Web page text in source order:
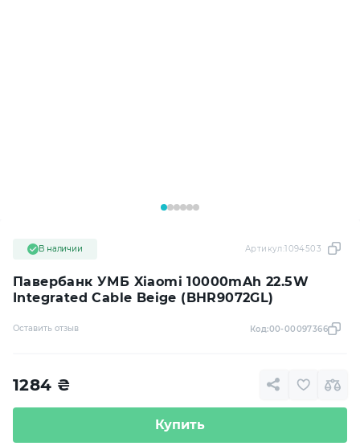
Павербанк УМБ Xiaomi 10000mAh 22.5W
Integrated Cable Beige (BHR9072GL)
В наличии Артикул:1094503
Оставить отзыв Код:00-00097366
1284 ₴
Купить